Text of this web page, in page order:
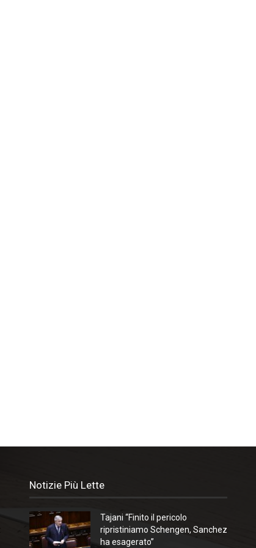
Notizie Più Lette
Tajani “Finito il pericolo
ripristiniamo Schengen, Sanchez
ha esagerato”